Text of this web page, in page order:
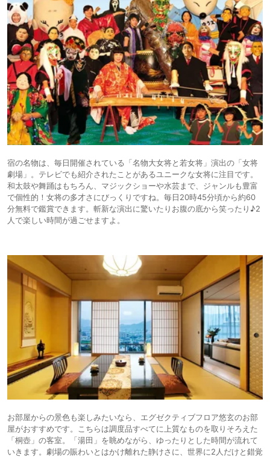
宿の名物は、毎日開催されている「名物大女将と若女将」演出の「女将
劇場」。テレビでも紹介されたことがあるユニークな女将に注目です。
和太鼓や舞踊はもちろん、マジックショーや水芸まで、ジャンルも豊富
で個性的！女将の多才さにびっくりですね。毎日20時45分頃から約60
分無料で鑑賞できます。斬新な演出に驚いたりお腹の底から笑ったり♪2
人で楽しい時間が過ごせますよ。
お部屋からの景色も楽しみたいなら、エグゼクティブフロア悠玄のお部
屋がおすすめです。こちらは調度品すべてに上質なものを取りそろえた
「桐壺」の客室。「湯田」を眺めながら、ゆったりとした時間が流れて
いきます。劇場の賑わいとはかけ離れた静けさに、世界に2人だけと錯覚